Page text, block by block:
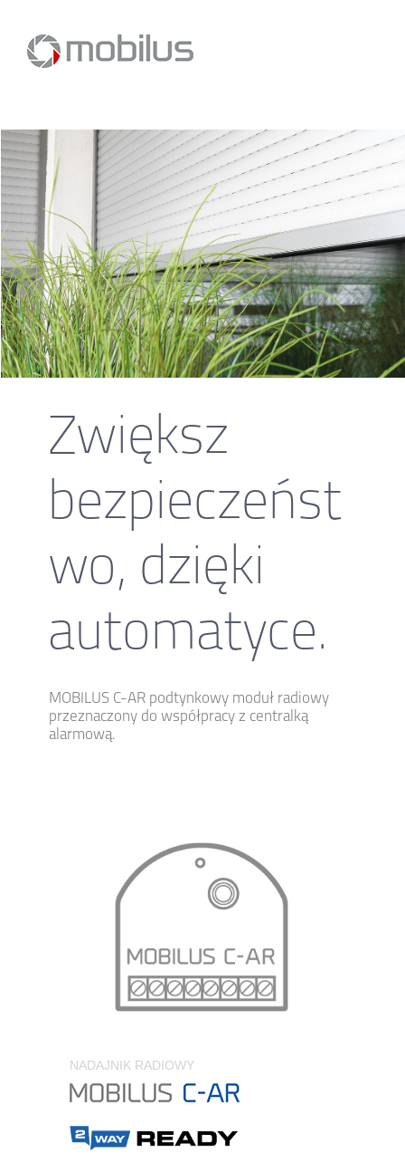
Zwiększ
bezpieczeńst
wo, dzięki
automatyce.
MOBILUS C-AR podtynkowy moduł radiowy
przeznaczony do współpracy z centralką
alarmową.
NADAJNIK RADIOWY